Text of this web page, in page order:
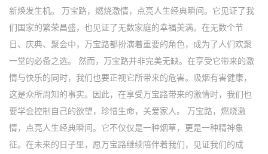
新焕发生机。 万宝路，燃烧激情，点亮人生经典瞬间。它见证了我
们国家的繁荣昌盛，也见证了无数家庭的幸福美满。在无数个节
日、庆典、聚会中，万宝路都扮演着重要的角色，成为了人们欢聚
一堂的必备之选。 然而，万宝路并非完美无缺。在享受它带来的激
情与快乐的同时，我们也要正视它所带来的危害。吸烟有害健康，
这是众所周知的事实。因此，在享受万宝路带来的激情时，我们也
要学会控制自己的欲望，珍惜生命，关爱家人。 万宝路，燃烧激
情，点亮人生经典瞬间。它不仅仅是一种烟草，更是一种精神象
征。在未来的日子里，愿万宝路继续陪伴着我们，见证我们的成